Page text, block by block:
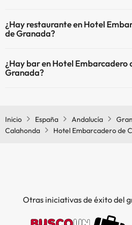
acondicionado en las zonas comunes.
¿Hay restaurante en Hotel
de Granada?
restaurante.
¿Hay bar en Hotel Embarcadero
Granada?
Inicio España Andalucía
Calahonda
Hotel Embarcadero de
Otras iniciativas de éxito del